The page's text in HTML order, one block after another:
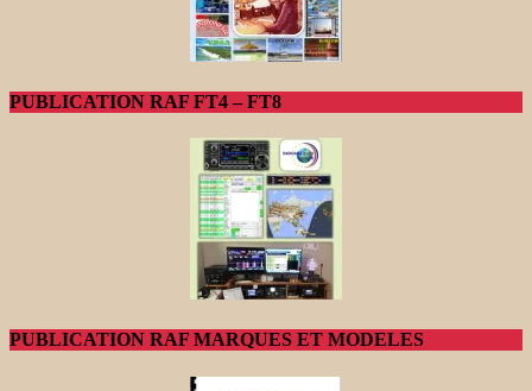
PUBLICATION RAF FT4 – FT8
PUBLICATION RAF MARQUES ET MODELES